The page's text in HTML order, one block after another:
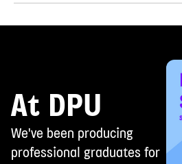
ข้าราชการทั้งส่วนกลาง ส่วนภูมิ
เจ้าหน้าที่ในหน่วยงานรัฐวิสาหกิจ
นักวิเคราะห์นโยบายและแผน
นักพัฒนาทรัพยากรมนุษย์
At DPU
We've been producing
professional graduates for